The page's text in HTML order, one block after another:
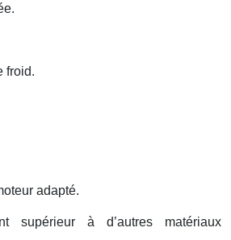
froid.
adapté.
supérieur à d’autres matériaux